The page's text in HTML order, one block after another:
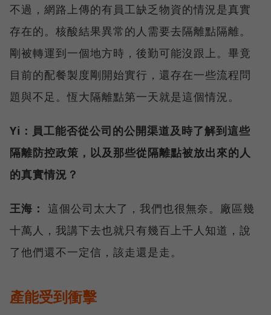
不過，網路上傳的有員工缺乏物資的情況是真實
存在的。核酸結果異常的人需要去隔離點隔離。
剛被轉運到一個地方時，後勤可能沒跟上。畢竟
目前的配餐製度剛開始實行，還存在一些流程問
題與不足。恆大隔離點第一天就是這個情況。
Yi：員工能否從公司的公開渠道及時了解到這些
隔離防控政策，以及那些從隔離點被放出來的人
的真實情況？
王海：
這個公司太大了，我們也很無奈。廠區幾
十萬人，我講下去也就只有幾百上千人知道，說
了他們還不一定信，該走還是走。
產能受到衝擊